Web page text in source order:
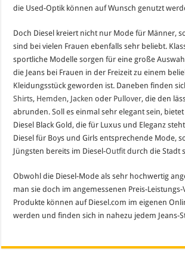
die Used-Optik können auf Wunsch genutzt
Doch Diesel kreiert nicht nur Mode für Männer,
sind bei vielen Frauen ebenfalls sehr beliebt.
sportliche Modelle sorgen für eine große
die Jeans bei Frauen in der Freizeit zu einem
Kleidungsstück geworden ist. Daneben finden
Shirts, Hemden, Jacken oder Pullover, die den
abrunden. Soll es einmal sehr elegant sein,
Diesel Black Gold, die für Luxus und Eleganz
Diesel für Boys und Girls entsprechende Mode,
Jüngsten bereits im Diesel-Outfit durch die Stadt
Obwohl die Diesel-Mode als sehr hochwertig
man sie doch im angemessenen Preis-Leistungs-
Produkte können auf Diesel.com im eigenen
werden und finden sich in nahezu jedem Jeans-